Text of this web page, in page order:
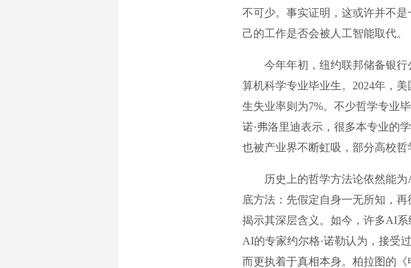
不可少。事实证明，这或许并不
己的工作是否会被人工智能取代。
今年年初，纽约联邦储备银行
算机科学专业毕业生。2024年，
生失业率则为7%。不少哲学专业
诺·弗洛里迪表示，很多本专业的
也被产业界不断虹吸，部分高校哲
历史上的哲学方法论依然能为
底方法：先假定自身一无所知，
揭示其深层含义。如今，许多AI
AI的专家约尔格·诺勒认为，接受
而更执着于真相本身。柏拉图的